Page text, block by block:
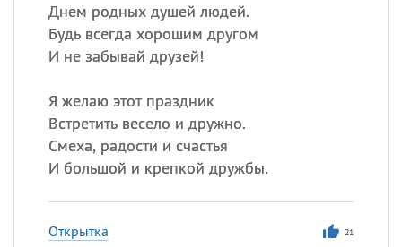
Днем родных душей людей.
Будь всегда хорошим другом
И не забывай друзей!
Я желаю этот праздник
Встретить весело и дружно.
Смеха, радости и счастья
И большой и крепкой дружбы.
Открытка 21